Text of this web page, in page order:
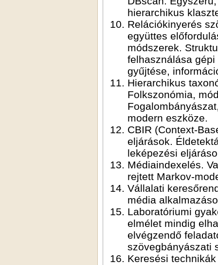
hierarchikus
Relációkinyerés
együttes
módszerek.
felhasználása
gyűjtése,
Hierarchikus
Folkszonómia,
modern eszköze.
CBIR (Context-
eljárások.
leképezési
Médiaindexelés.
rejtett Markov-
Vállalati
média
Laboratóriumi
elmélet mindig
elvégzendő
szövegbányászati
Keresési